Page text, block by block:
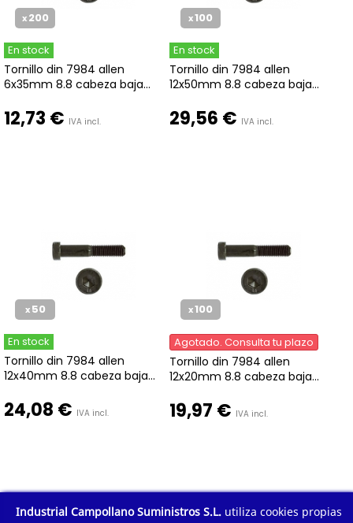
x 200
En stock
Tornillo din 7984 allen
6x35mm 8.8 cabeza baja...
12,73 € IVA incl.
x100
En stock
Tornillo din 7984 allen
12x50mm 8.8 cabeza baja...
29,56 € IVA incl.
x 50
En stock
Tornillo din 7984 allen
12x40mm 8.8 cabeza baja...
24,08 € IVA incl.
x100
Agotado. Consulta tu plazo
Tornillo din 7984 allen
12x20mm 8.8 cabeza baja...
19,97 € IVA incl.
1 2
Industrial Campollano Suministros S.L. utiliza cookies propias